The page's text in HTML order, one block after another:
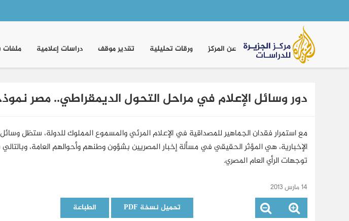
Main
navigation عن المركز ورقات تحليلية تقدير موقف دراسات إعلامية ملفات
دور وسائل الإعلام في مراحل التحول الديمقراطي.. مصر
مع استمرار فقدان الجماهير للمصداقية في الإعلام المرئي والمسموع المملوك للدولة، ستظل وسائل
الإخبارية، هي المؤثر الحقيقي في مسألة إخبار المصريين بشؤون وطنهم وأحوالهم العامة،
توجهات الرأي العام المصري.
14 مارس 2013
تحميل نسخة PDF الطباعة